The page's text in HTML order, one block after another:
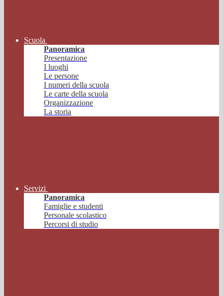
Scuola
Panoramica
Presentazione
I luoghi
Le persone
I numeri della scuola
Le carte della scuola
Organizzazione
La storia
Servizi
Panoramica
Famiglie e studenti
Personale scolastico
Percorsi di studio